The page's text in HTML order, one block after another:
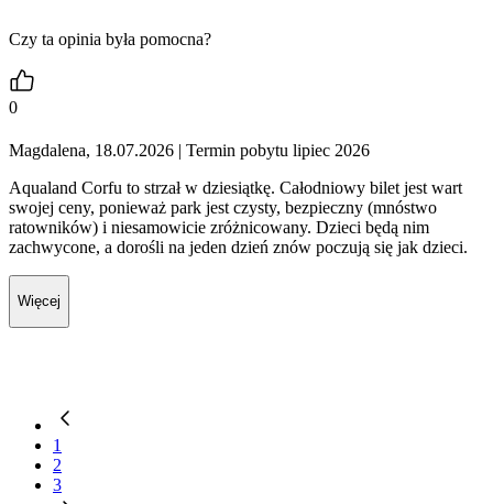
Czy ta opinia była pomocna?
0
Magdalena, 18.07.2026 | Termin pobytu lipiec 2026
Aqualand Corfu to strzał w dziesiątkę. Całodniowy bilet jest wart
swojej ceny, ponieważ park jest czysty, bezpieczny (mnóstwo
ratowników) i niesamowicie zróżnicowany. Dzieci będą nim
zachwycone, a dorośli na jeden dzień znów poczują się jak dzieci.
Więcej
1
2
3